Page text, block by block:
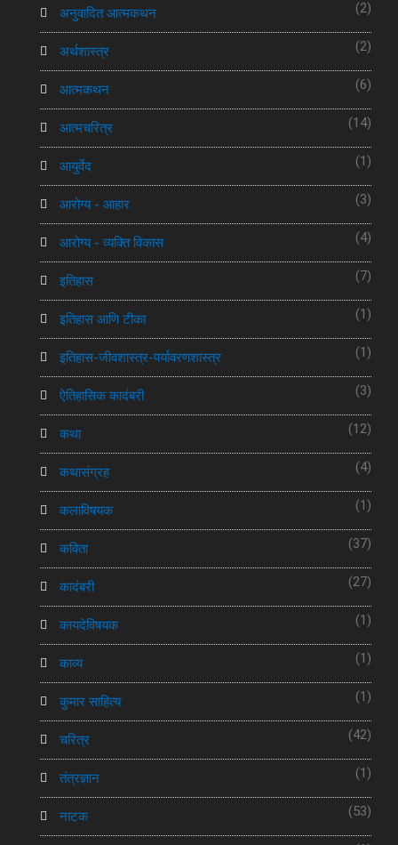
अनुवादित आत्मकथन (2)
अर्थशास्त्र (2)
आत्मकथन (6)
आत्मचरित्र (14)
आयुर्वेद (1)
आरोग्य - आहार (3)
आरोग्य - व्यक्ति विकास (4)
इतिहास (7)
इतिहास आणि टीका (1)
इतिहास-जीवशास्त्र-पर्यावरणशास्त्र (1)
ऐतिहासिक कादंबरी (3)
कथा (12)
कथासंग्रह (4)
कलाविषयक (1)
कविता (37)
कादंबरी (27)
कायदेविषयक (1)
काव्य (1)
कुमार साहित्य (1)
चरित्र (42)
तंत्रज्ञान (1)
नाटक (53)